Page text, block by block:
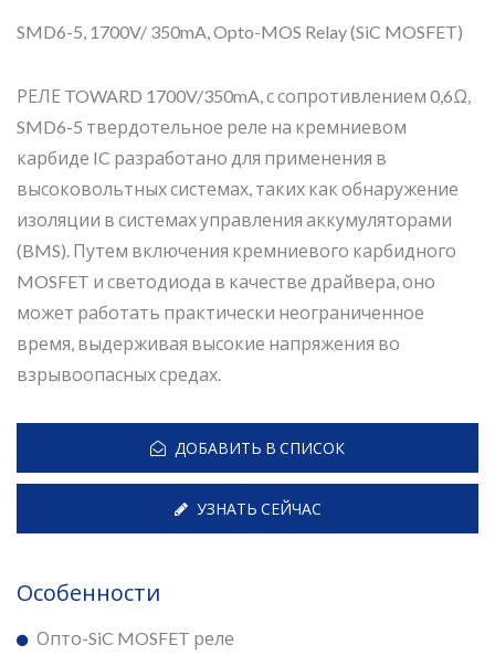
SMD6-5, 1700V/ 350mA, Opto-MOS Relay (SiC MOSFET)
РЕЛЕ TOWARD 1700V/350mA, с сопротивлением 0,6Ω,
SMD6-5 твердотельное реле на кремниевом
карбиде IC разработано для применения в
высоковольтных системах, таких как обнаружение
изоляции в системах управления аккумуляторами
(BMS). Путем включения кремниевого карбидного
MOSFET и светодиода в качестве драйвера, оно
может работать практически неограниченное
время, выдерживая высокие напряжения во
взрывоопасных средах.
ДОБАВИТЬ В СПИСОК
УЗНАТЬ СЕЙЧАС
Особенности
Опто-SiC MOSFET реле